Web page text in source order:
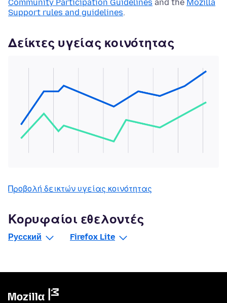
Community Participation Guidelines and the Mozilla
Support rules and guidelines.
Δείκτες υγείας κοινότητας
Προβολή δεικτών υγείας κοινότητας
Κορυφαίοι εθελοντές
Русский Firefox Lite